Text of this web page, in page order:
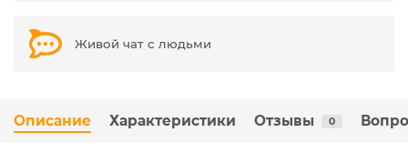
Живой чат с людьми
Описание Характеристики Отзывы 0